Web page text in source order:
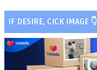
IF DESIRE, CICK IMAGE 👇